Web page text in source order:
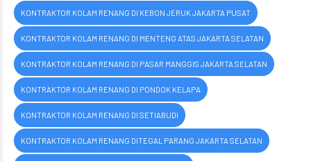
KONTRAKTOR KOLAM RENANG DI KEBON JERUK JAKARTA PUSAT
KONTRAKTOR KOLAM RENANG DI MENTENG ATAS JAKARTA SELATAN
KONTRAKTOR KOLAM RENANG DI PASAR MANGGIS JAKARTA SELATAN
KONTRAKTOR KOLAM RENANG DI PONDOK KELAPA
KONTRAKTOR KOLAM RENANG DI SETIABUDI
KONTRAKTOR KOLAM RENANG DITEGAL PARANG JAKARTA SELATAN